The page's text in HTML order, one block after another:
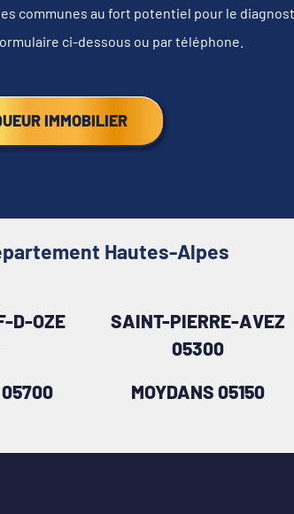
communes au fort potentiel pour le
ci-dessous ou par téléphone.
IMMOBILIER
Hautes-Alpes
D-OZE
SAINT-PIERRE-AVEZ
05300
05700 MOYDANS 05150